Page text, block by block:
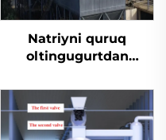
Natriyni quruq
oltingugurtdan